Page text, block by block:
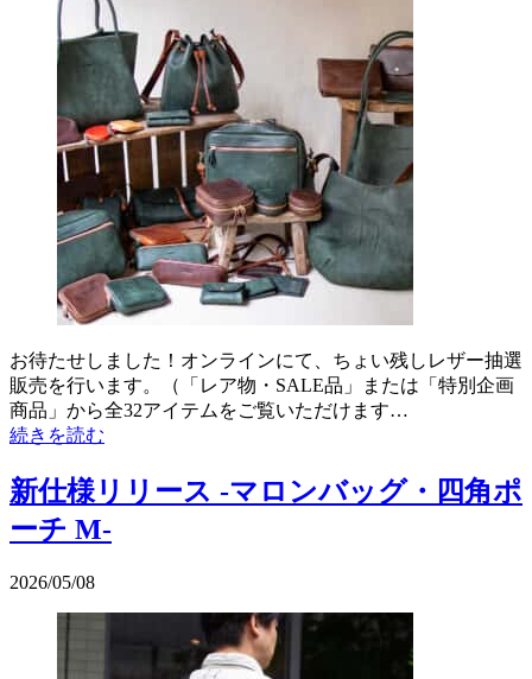
お待たせしました！オンラインにて、ちょい残しレザー抽選
販売を行います。（「レア物・SALE品」または「特別企画
商品」から全32アイテムをご覧いただけます…
続きを読む
新仕様リリース -マロンバッグ・四角ポ
ーチ M-
2026/05/08